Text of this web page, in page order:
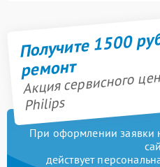
Получите 1500
ремонт
Акция сервисного
Philips
При оформлении заявки
действует